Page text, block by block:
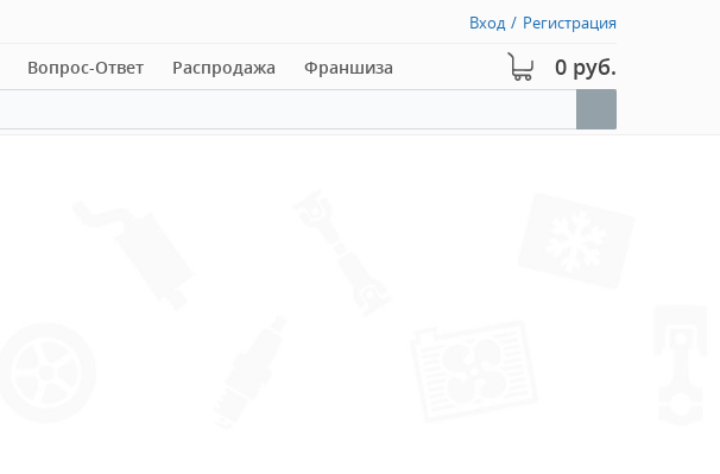
Вход / Регистрация
Вопрос-Ответ Распродажа Франшиза 0 руб.